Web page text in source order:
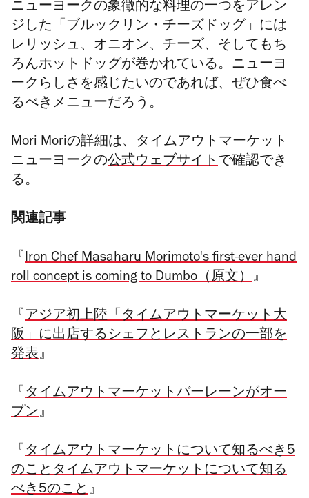
ニューヨークの象徴的な料理の一つをアレン
ジした「ブルックリン・チーズドッグ」には
レリッシュ、オニオン、チーズ、そしてもち
ろんホットドッグが巻かれている。ニューヨ
ークらしさを感じたいのであれば、ぜひ食べ
るべきメニューだろう。
Mori Moriの詳細は、タイムアウトマーケット
ニューヨークの公式ウェブサイト で確認でき
る。
関連記事
『 Iron Chef Masaharu Morimoto's first-ever hand
roll concept is coming to Dumbo（原文）』
『 アジア初上陸「タイムアウトマーケット大
阪」に出店するシェフとレストランの一部を
発表』
『 タイムアウトマーケットバーレーンがオー
プン』
『 タイムアウトマーケットについて知るべき5
のことタイムアウトマーケットについて知る
べき5のこと』